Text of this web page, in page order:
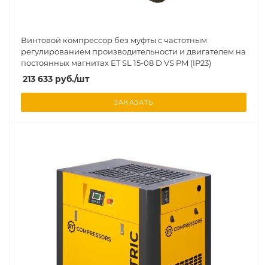
Винтовой компрессор без муфты с частотным
регулированием производительности и двигателем на
постоянных магнитах ET SL 15-08 D VS PM (IP23)
213 633 руб./шт
ЗАКАЗАТЬ